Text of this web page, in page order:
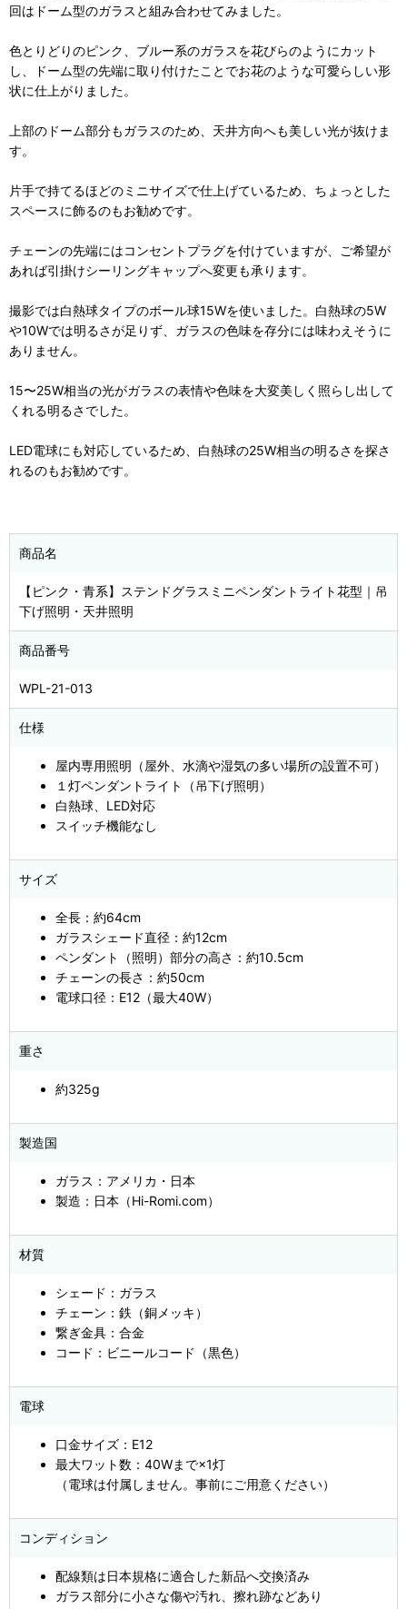
回はドーム型のガラスと組み合わせてみました。
色とりどりのピンク、ブルー系のガラスを花びらのようにカット
し、ドーム型の先端に取り付けたことでお花のような可愛らしい形
状に仕上がりました。
上部のドーム部分もガラスのため、天井方向へも美しい光が抜けま
す。
片手で持てるほどのミニサイズで仕上げているため、ちょっとした
スペースに飾るのもお勧めです。
チェーンの先端にはコンセントプラグを付けていますが、ご希望が
あれば引掛けシーリングキャップへ変更も承ります。
撮影では白熱球タイプのボール球15Wを使いました。白熱球の5W
や10Wでは明るさが足りず、ガラスの色味を存分には味わえそうに
ありません。
15〜25W相当の光がガラスの表情や色味を大変美しく照らし出して
くれる明るさでした。
LED電球にも対応しているため、白熱球の25W相当の明るさを探さ
れるのもお勧めです。
商品名
【ピンク・青系】ステンドグラスミニペンダントライト花型｜吊
下げ照明・天井照明
商品番号
WPL-21-013
仕様
屋内専用照明（屋外、水滴や湿気の多い場所の設置不可）
１灯ペンダントライト（吊下げ照明）
白熱球、LED対応
スイッチ機能なし
サイズ
全長：約64cm
ガラスシェード直径：約12cm
ペンダント（照明）部分の高さ：約10.5cm
チェーンの長さ：約50cm
電球口径：E12（最大40W）
重さ
約325g
製造国
ガラス：アメリカ・日本
製造：日本（Hi-Romi.com）
材質
シェード：ガラス
チェーン：鉄（銅メッキ）
繋ぎ金具：合金
コード：ビニールコード（黒色）
電球
口金サイズ：E12
最大ワット数：40Wまで×1灯
（電球は付属しません。事前にご用意ください）
コンディション
配線類は日本規格に適合した新品へ交換済み
ガラス部分に小さな傷や汚れ、擦れ跡などあり